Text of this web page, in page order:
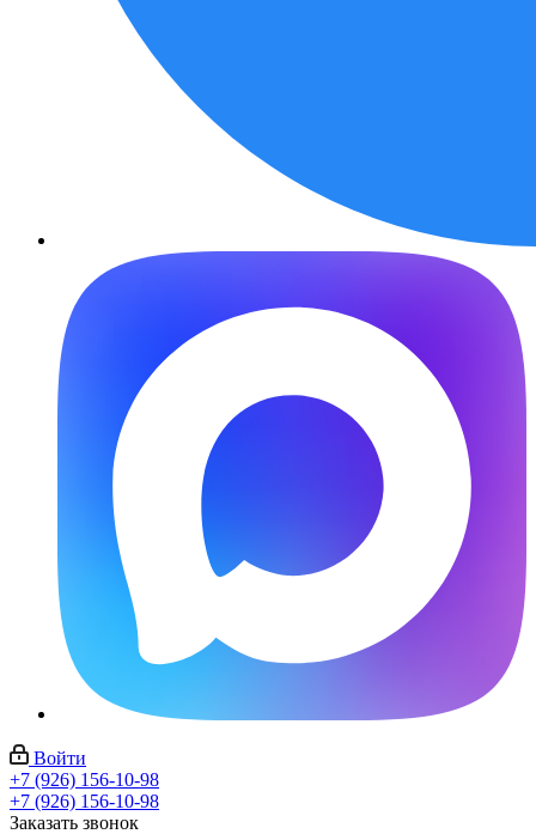
Войти
+7 (926) 156-10-98
+7 (926) 156-10-98
Заказать звонок